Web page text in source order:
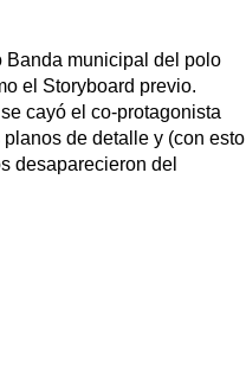
Banda municipal del polo
el Storyboard previo.
cayó el co-protagonista
de detalle y (con esto
desaparecieron del